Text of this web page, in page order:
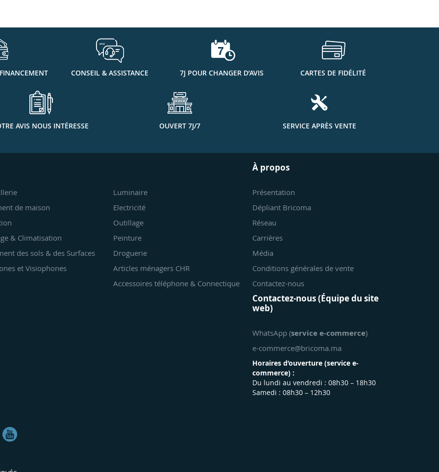
CONSEIL & ASSISTANCE 7J POUR CHANGER D’AVIS CARTES DE FIDÉLITÉ
AVIS NOUS INTÉRESSE OUVERT 7J/7 SERVICE APRÈS VENTE
de maison
& Climatisation
des sols & des Surfaces
et Visiophones
Luminaire
Electricité
Outillage
Peinture
Droguerie
Articles ménagers CHR
Accessoires téléphone & Connectique
À propos
Présentation
Dépliant Bricoma
Réseau
Carrières
Média
Conditions générales de vente
Contactez-nous
Contactez-nous (Équipe du site
web)
WhatsApp (service e-commerce)
e-commerce@bricoma.ma
Horaires d’ouverture (service e-
commerce) :
Du lundi au vendredi : 08h30 – 18h30
Samedi : 08h30 – 12h30